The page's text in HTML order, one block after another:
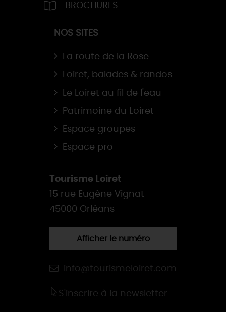
BROCHURES
NOS SITES
La route de la Rose
Loiret, balades & randos
Le Loiret au fil de l'eau
Patrimoine du Loiret
Espace groupes
Espace pro
Tourisme Loiret
15 rue Eugène Vignat
45000 Orléans
Afficher le numéro
info@tourismeloiret.com
S'inscrire à la newsletter